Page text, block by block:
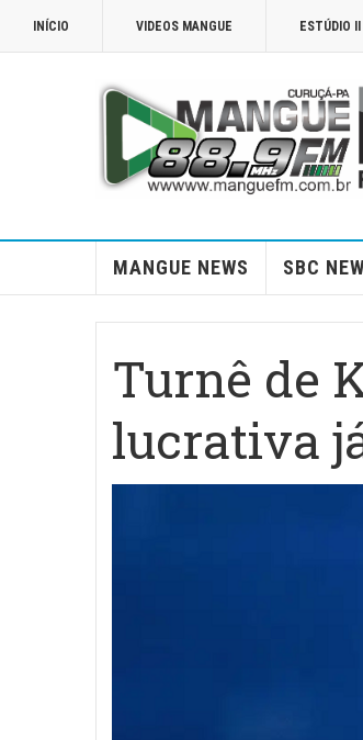
INÍCIO VIDEOS MANGUE ESTÚDIO II
MANGUE NEWS SBC
Turnê de
lucrativa